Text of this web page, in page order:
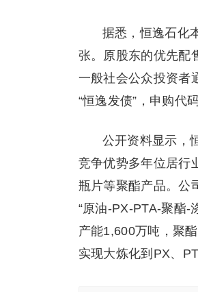
据悉，恒逸石化
张。原股东的优先配
一般社会公众投资者
“恒逸发债”，申购代
公开资料显示，
竞争优势多年位居行
瓶片等聚酯产品。公
“原油-PX-PTA-聚酯-
产能1,600万吨，聚
实现大炼化到PX、